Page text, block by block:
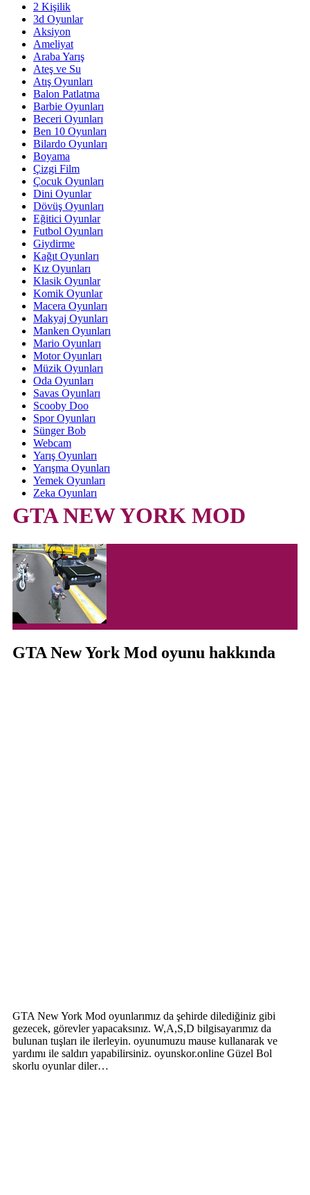
2 Kişilik
3d Oyunlar
Aksiyon
Ameliyat
Araba Yarış
Ateş ve Su
Atış Oyunları
Balon Patlatma
Barbie Oyunları
Beceri Oyunları
Ben 10 Oyunları
Bilardo Oyunları
Boyama
Çizgi Film
Çocuk Oyunları
Dini Oyunlar
Dövüş Oyunları
Eğitici Oyunlar
Futbol Oyunları
Giydirme
Kağıt Oyunları
Kız Oyunları
Klasik Oyunlar
Komik Oyunlar
Macera Oyunları
Makyaj Oyunları
Manken Oyunları
Mario Oyunları
Motor Oyunları
Müzik Oyunları
Oda Oyunları
Savas Oyunları
Scooby Doo
Spor Oyunları
Sünger Bob
Webcam
Yarış Oyunları
Yarışma Oyunları
Yemek Oyunları
Zeka Oyunları
GTA NEW YORK MOD
GTA New York Mod oyunu hakkında
GTA New York Mod oyunlarımız da şehirde dilediğiniz gibi
gezecek, görevler yapacaksınız. W,A,S,D bilgisayarımız da
bulunan tuşları ile ilerleyin. oyunumuzu mause kullanarak ve
yardımı ile saldırı yapabilirsiniz. oyunskor.online Güzel Bol
skorlu oyunlar diler…